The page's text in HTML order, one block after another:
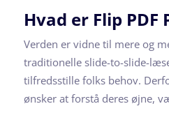
Hvad er Flip PDF
Verden er vidne til mere og
traditionelle slide-to-slide-
tilfredsstille folks behov.
ønsker at forstå deres øjne,